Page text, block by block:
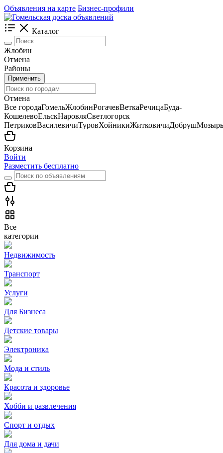
Объявления на карте Бизнес-профили
Каталог
Жлобин
Отмена
Районы
Применить
Отмена
Все городаГомельЖлобинРогачевВеткаРечицаБуда-
КошелевоЕльскНаровляСветлогорск
ПетриковВасилевичиТуровХойникиЖитковичиДобрушМозырь
Корзина
Войти
Разместить бесплатно
Все
категории
Недвижимость
Транспорт
Услуги
Для Бизнеса
Детские товары
Электроника
Мода и стиль
Красота и здоровье
Хобби и развлечения
Спорт и отдых
Для дома и дачи